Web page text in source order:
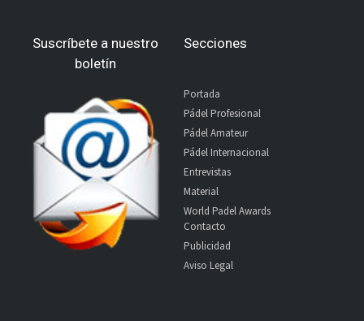
Suscríbete a nuestro
boletín
Secciones
Portada
Pádel Profesional
Pádel Amateur
Pádel Internacional
Entrevistas
Material
World Padel Awards
Contacto
Publicidad
Aviso Legal